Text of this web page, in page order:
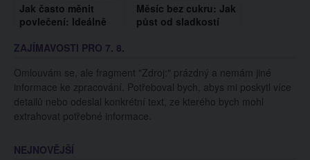
Jak často měnit
povlečení: Ideálně
většina lidí to však
Měsíc bez cukru: Jak
půst od sladkostí
ZAJÍMAVOSTI PRO 7. 8.
Omlouvám se, ale fragment "Zdroj:" prázdný a nemám jiné
informace ke zpracování. Potřeboval bych, abys mi poskytl více
detailů nebo odeslal konkrétní text, ze kterého bych mohl
extrahovat potřebné informace.
NEJNOVĚJŠÍ